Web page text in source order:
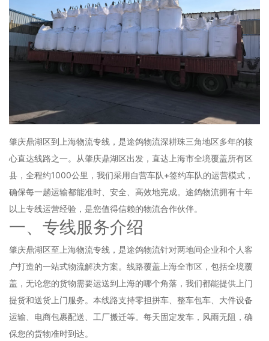
肇庆鼎湖区到上海物流专线，是途鸽物流深耕珠三角地区多年的核
心直达线路之一。从肇庆鼎湖区出发，直达上海市全境覆盖所有区
县，全程约1000公里，我们采用自营车队+签约车队的运营模式，
确保每一趟运输都能准时、安全、高效地完成。途鸽物流拥有十年
以上专线运营经验，是您值得信赖的物流合作伙伴。
一、专线服务介绍
肇庆鼎湖区至上海物流专线，是途鸽物流针对两地间企业和个人客
户打造的一站式物流解决方案。线路覆盖上海全市区，包括全境覆
盖，无论您的货物需要运送到上海的哪个角落，我们都能提供上门
提货和送货上门服务。本线路支持零担拼车、整车包车、大件设备
运输、电商包裹配送、工厂搬迁等。每天固定发车，风雨无阻，确
保您的货物准时到达。